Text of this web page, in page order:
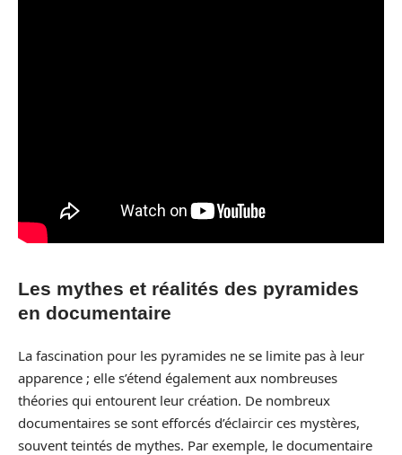
Les mythes et réalités des pyramides
en documentaire
La fascination pour les pyramides ne se limite pas à leur
apparence ; elle s’étend également aux nombreuses
théories qui entourent leur création. De nombreux
documentaires se sont efforcés d’éclaircir ces mystères,
souvent teintés de mythes. Par exemple, le documentaire